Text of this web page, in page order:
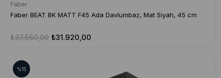
Faber
Faber BEAT BK MATT F45 Ada Davlumbaz, Mat Siyah, 45 cm
₺31.920,00
₺37.550,00
%15